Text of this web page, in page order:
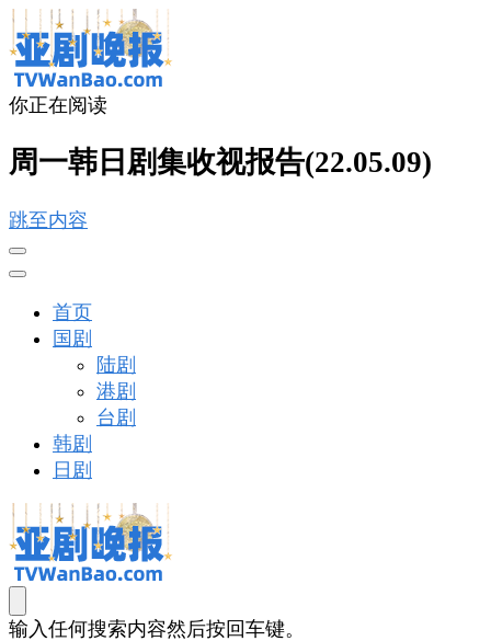
你正在阅读
周一韩日剧集收视报告(22.05.09)
跳至内容
首页
国剧
陆剧
港剧
台剧
韩剧
日剧
亚剧晚报
戏里戏外看亚洲
找
输入任何搜索内容然后按回车键。